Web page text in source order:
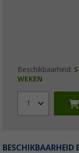
Beschikbaarheid:
WEKEN
1
BESCHIKBAARHEID